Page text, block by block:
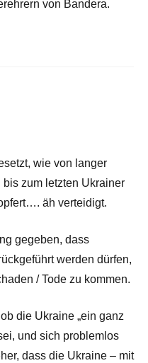
von Bandera.
wie von langer
zum letzten Ukrainer
äh verteidigt.
gegeben, dass
werden dürfen,
/ Tode zu kommen.
die Ukraine „ein ganz
und sich problemlos
dass die Ukraine – mit